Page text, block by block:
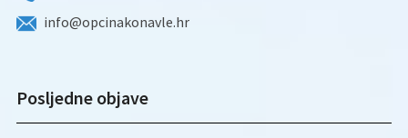
info@opcinakonavle.hr
Posljedne objave